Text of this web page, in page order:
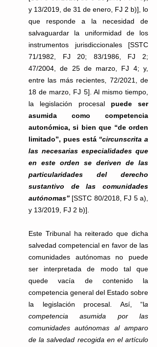
y 13/2019, de 31 de enero, FJ 2 b)], lo
que responde a la necesidad de
salvaguardar la uniformidad de los
instrumentos jurisdiccionales [SSTC
71/1982, FJ 20; 83/1986, FJ 2;
47/2004, de 25 de marzo, FJ 4; y,
entre las más recientes, 72/2021, de
18 de marzo, FJ 5]. Al mismo tiempo,
la legislación procesal puede ser
asumida como competencia
autonómica, si bien que “de orden
limitado”, pues está “circunscrita a
las necesarias especialidades que
en este orden se deriven de las
particularidades del derecho
sustantivo de las comunidades
autónomas” [SSTC 80/2018, FJ 5 a),
y 13/2019, FJ 2 b)].
Este Tribunal ha reiterado que dicha
salvedad competencial en favor de las
comunidades autónomas no puede
ser interpretada de modo tal que
quede vacía de contenido la
competencia general del Estado sobre
la legislación procesal. Así, “la
competencia asumida por las
comunidades autónomas al amparo
de la salvedad recogida en el artículo